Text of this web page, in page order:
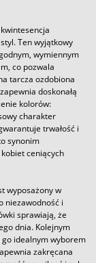
Ten wyjątkowy
wymiennym
co pozwala
tarcza ozdobiona
doskonałą
kolorów:
charakter
trwałość i
synonim
ceniących
wyposażony w
niezawodność i
sprawiają, że
dnia. Kolejnym
idealnym wyborem
zakręcana